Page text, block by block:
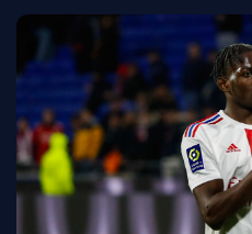
CDM 2026
PSG
LIGUE 1
REAL MADRID
FC BARCELONE
MANCHESTER UNITED